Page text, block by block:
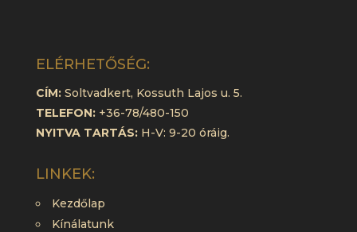
ELÉRHETŐSÉG:
CÍM:Soltvadkert, Kossuth Lajos u. 5.
TELEFON:+36-78/480-150
NYITVA TARTÁS:H-V: 9-20 óráig.
LINKEK:
Kezdőlap
Kínálatunk